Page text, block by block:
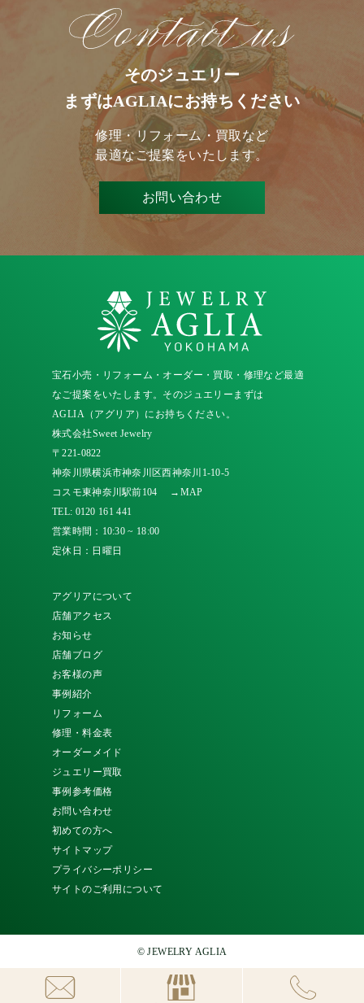
そのジュエリー
まずはAGLIAにお持ちください
修理・リフォーム・買取など
最適なご提案をいたします。
お問い合わせ
宝石小売・リフォーム・オーダー・買取・修理など最適
なご提案をいたします。そのジュエリーまずは
AGLIA（アグリア）にお持ちください。
株式会社Sweet Jewelry
〒221-0822
神奈川県横浜市神奈川区西神奈川1-10-5
コスモ東神奈川駅前104
→MAP
TEL: 0120 161 441
営業時間：10:30 ~ 18:00
定休日：日曜日
アグリアについて
店舗アクセス
お知らせ
店舗ブログ
お客様の声
事例紹介
リフォーム
修理・料金表
オーダーメイド
ジュエリー買取
事例参考価格
お問い合わせ
初めての方へ
サイトマップ
プライバシーポリシー
サイトのご利用について
© JEWELRY AGLIA